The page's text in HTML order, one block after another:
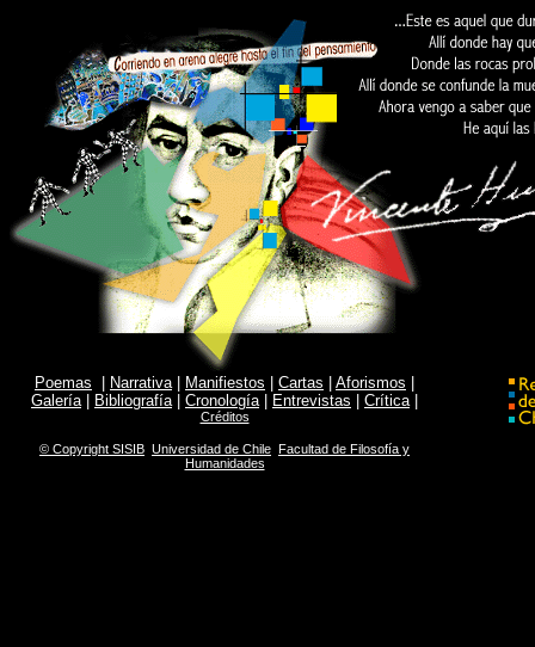
Poemas Narrativa| Manifiestos Cartas Aforismos
Galería| Bibliografía| Cronología| Entrevistas Crítica|
Créditos
© Copyright SISIB Universidad de Chile Facultad de Filosofía y
Humanidades